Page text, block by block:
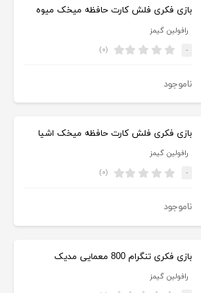
بازی فکری فلش کارت حافظه میخک میوه
رافولین گیمز
- (۰)
ناموجود
بازی فکری فلش کارت حافظه میخک اشیا
رافولین گیمز
- (۰)
ناموجود
بازی فکری تنگرام 800 معمایی مدیک
رافولین گیمز